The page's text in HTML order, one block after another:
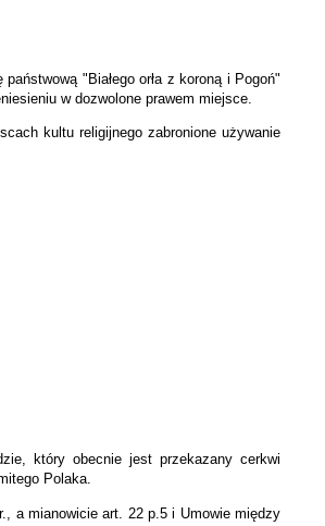
"Białego orła z koroną i Pogoń"
w dozwolone prawem miejsce.
kultu religijnego zabronione używanie
który obecnie jest przekazany cerkwi
Polaka.
a mianowicie art. 22 p.5 i Umowie między